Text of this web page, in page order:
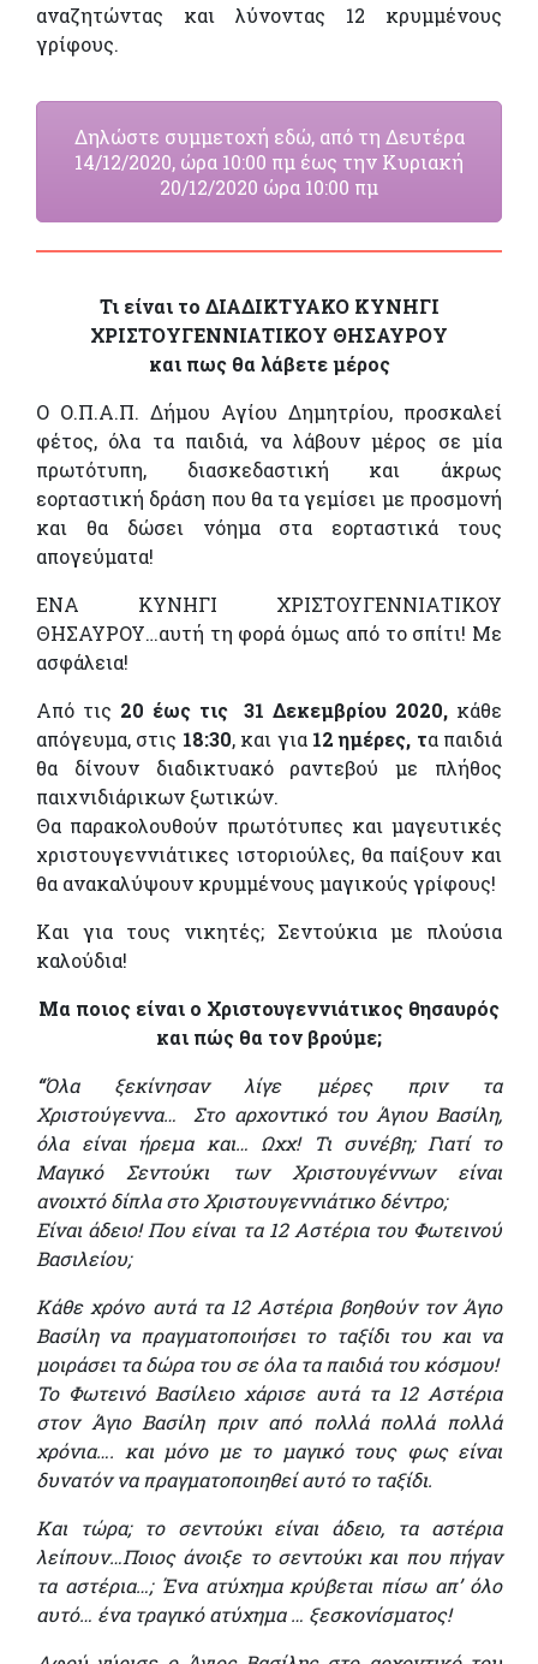
αναζητώντας και λύνοντας 12 κρυμμένους
γρίφους.
Δηλώστε συμμετοχή εδώ, από τη Δευτέρα
14/12/2020, ώρα 10:00 πμ έως την Κυριακή
20/12/2020 ώρα 10:00 πμ
Τι είναι το ΔΙΑΔΙΚΤΥΑΚΟ ΚΥΝΗΓΙ
ΧΡΙΣΤΟΥΓΕΝΝΙΑΤΙΚΟΥ ΘΗΣΑΥΡΟΥ
και πως θα λάβετε μέρος
Ο Ο.Π.Α.Π. Δήμου Αγίου Δημητρίου, προσκαλεί
φέτος, όλα τα παιδιά, να λάβουν μέρος σε μία
πρωτότυπη, διασκεδαστική και άκρως
εορταστική δράση που θα τα γεμίσει με προσμονή
και θα δώσει νόημα στα εορταστικά τους
απογεύματα!
ΕΝΑ ΚΥΝΗΓΙ ΧΡΙΣΤΟΥΓΕΝΝΙΑΤΙΚΟΥ
ΘΗΣΑΥΡΟΥ…αυτή τη φορά όμως από το σπίτι! Με
ασφάλεια!
Από τις 20 έως τις 31 Δεκεμβρίου 2020, κάθε
απόγευμα, στις 18:30, και για 12 ημέρες, τα παιδιά
θα δίνουν διαδικτυακό ραντεβού με πλήθος
παιχνιδιάρικων ξωτικών.
Θα παρακολουθούν πρωτότυπες και μαγευτικές
χριστουγεννιάτικες ιστοριούλες, θα παίξουν και
θα ανακαλύψουν κρυμμένους μαγικούς γρίφους!
Και για τους νικητές; Σεντούκια με πλούσια
καλούδια!
Μα ποιος είναι ο Χριστουγεννιάτικος θησαυρός
και πώς θα τον βρούμε;
“Όλα ξεκίνησαν λίγε μέρες πριν τα
Χριστούγεννα… Στο αρχοντικό του Άγιου Βασίλη,
όλα είναι ήρεμα και… Ωχχ! Τι συνέβη; Γιατί το
Μαγικό Σεντούκι των Χριστουγέννων είναι
ανοιχτό δίπλα στο Χριστουγεννιάτικο δέντρο;
Είναι άδειο! Που είναι τα 12 Αστέρια του Φωτεινού
Βασιλείου;
Κάθε χρόνο αυτά τα 12 Αστέρια βοηθούν τον Άγιο
Βασίλη να πραγματοποιήσει το ταξίδι του και να
μοιράσει τα δώρα του σε όλα τα παιδιά του κόσμου!
Το Φωτεινό Βασίλειο χάρισε αυτά τα 12 Αστέρια
στον Άγιο Βασίλη πριν από πολλά πολλά πολλά
χρόνια…. και μόνο με το μαγικό τους φως είναι
δυνατόν να πραγματοποιηθεί αυτό το ταξίδι.
Και τώρα; το σεντούκι είναι άδειο, τα αστέρια
λείπουν…Ποιος άνοιξε το σεντούκι και που πήγαν
τα αστέρια…; Ένα ατύχημα κρύβεται πίσω απ’ όλο
αυτό… ένα τραγικό ατύχημα … ξεσκονίσματος!